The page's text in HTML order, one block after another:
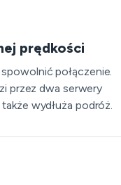
prędkości
połączenie.
przez dwa serwery
wydłuża podróż.